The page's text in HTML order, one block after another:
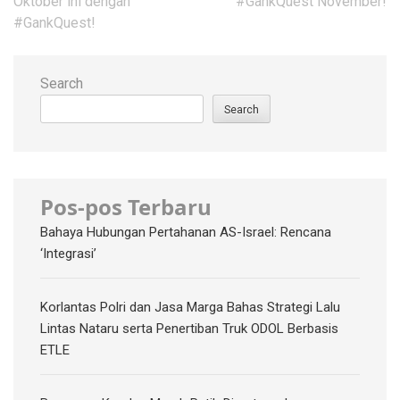
#GankQuest!
Search
Search
Pos-pos Terbaru
Bahaya Hubungan Pertahanan AS-Israel: Rencana
‘Integrasi’
Korlantas Polri dan Jasa Marga Bahas Strategi Lalu
Lintas Nataru serta Penertiban Truk ODOL Berbasis
ETLE